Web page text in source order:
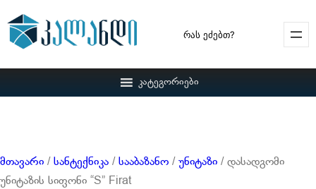
Search
კატეგორიები
მთავარი / სანტექნიკა / სააბაზანო / უნიტაზი / დასადგომი
უნიტაზის სიფონი “S” Firat